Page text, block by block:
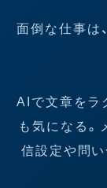
面倒な仕事は
AIで文章をラ
も気になる。
信設定や問